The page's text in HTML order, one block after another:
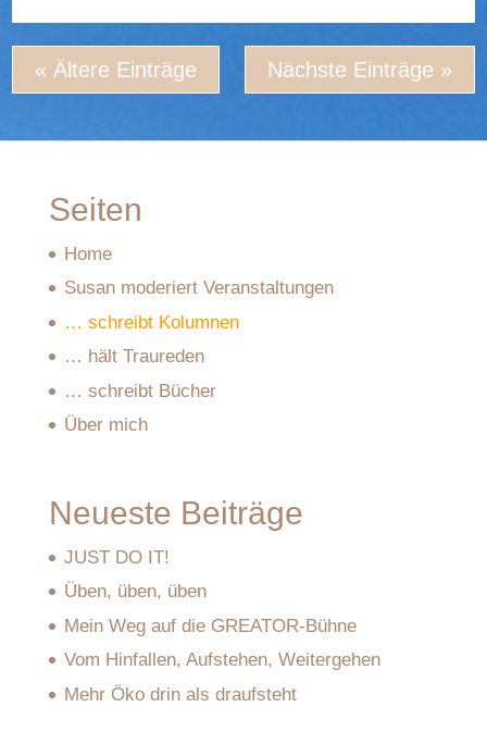
« Ältere Einträge Nächste Einträge »
Seiten
Home
Susan moderiert Veranstaltungen
… schreibt Kolumnen
… hält Traureden
… schreibt Bücher
Über mich
Neueste Beiträge
JUST DO IT!
Üben, üben, üben
Mein Weg auf die GREATOR-Bühne
Vom Hinfallen, Aufstehen, Weitergehen
Mehr Öko drin als draufsteht